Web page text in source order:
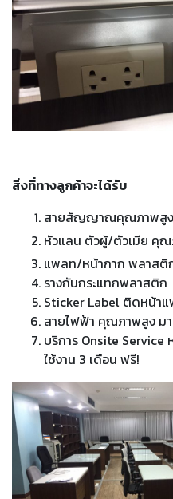
สิ่งที่ทางลูกค้าจะได้รับ
สายสัญญาณคุณภาพสูง
หัวแลน ตัวผู้/ตัวเมีย คุ
แพลท/หน้ากาก พลาสติ
รางกันกระแทกพลาสติก
Sticker Label ติดหน้า
สายไฟฟ้า คุณภาพสูง ม
บริการ Onsite Service
ใช้งาน 3 เดือน ฟรี!